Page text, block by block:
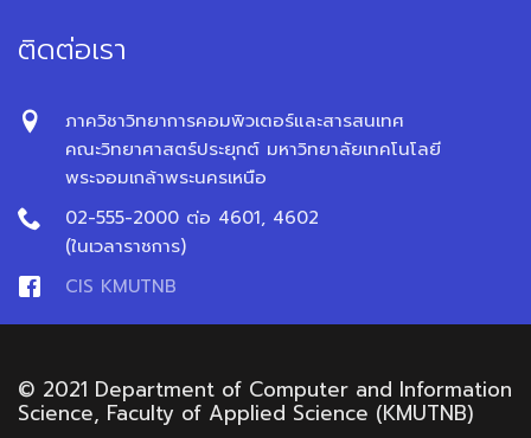
ติดต่อเรา
ภาควิชาวิทยาการคอมพิวเตอร์และสารสนเทศ
คณะวิทยาศาสตร์ประยุกต์ มหาวิทยาลัยเทคโนโลยี
พระจอมเกล้าพระนครเหนือ
02-555-2000 ต่อ 4601, 4602
(ในเวลาราชการ)
CIS KMUTNB
© 2021 Department of Computer and Information
Science, Faculty of Applied Science (KMUTNB)